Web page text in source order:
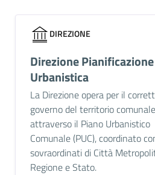
DIREZIONE
Direzione Pianificazione
Urbanistica
La Direzione opera per il
governo del territorio comunale
attraverso il Piano Urbanistico
Comunale (PUC), coordinato
sovraordinati di Città
Regione e Stato.